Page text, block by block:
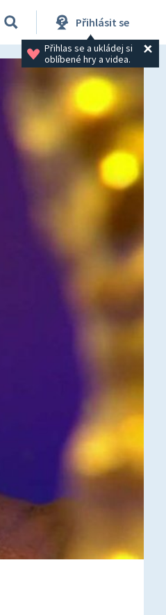
Přihlásit se
Přihlas se a ukládej si
oblíbené hry a videa.